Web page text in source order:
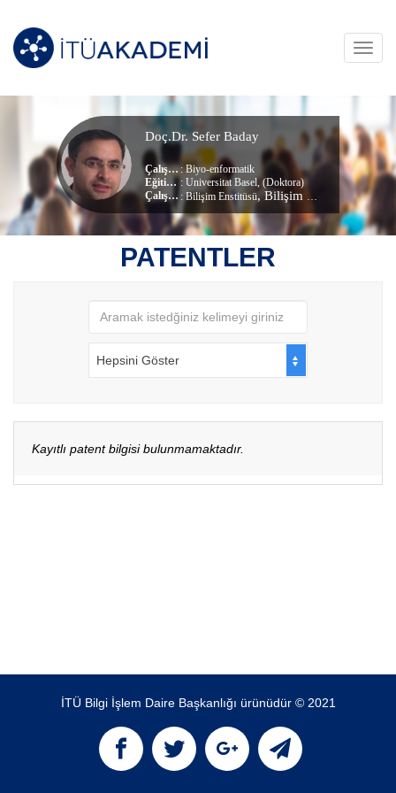
Doç.Dr. Sefer Baday
Çalışma Alanları:Biyo-enformatik
Eğitim Durumu : Universitat Basel, (Doktora)
Çalıştığı Birim :Bilişim Enstitüsü, Bilişim Uygulamaları Anabilim Dalı
PATENTLER
Hepsini Göster
Kayıtlı patent bilgisi bulunmamaktadır.
İTÜ Bilgi İşlem Daire Başkanlığı ürünüdür © 2021